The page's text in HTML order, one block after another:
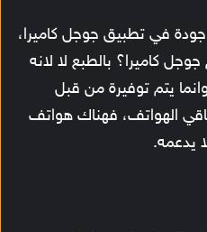
في تطبيق جوجل كاميرا،
كاميرا؟ بالطبع لا لانه
يتم توفيرة من قبل
الهواتف، فهناك هواتف
يدعمه.